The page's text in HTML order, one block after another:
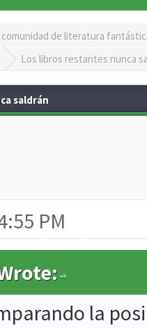
de literatura
Los libros restantes nunca
saldrán
PM
la